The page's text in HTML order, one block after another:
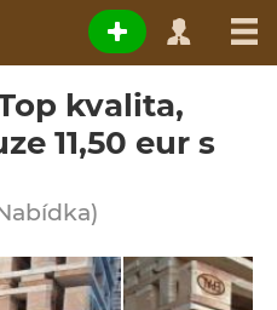
kvalita,
11,50 eur s